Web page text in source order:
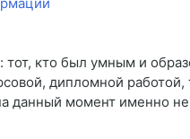
кто был умным и
дипломной
данный момент именно